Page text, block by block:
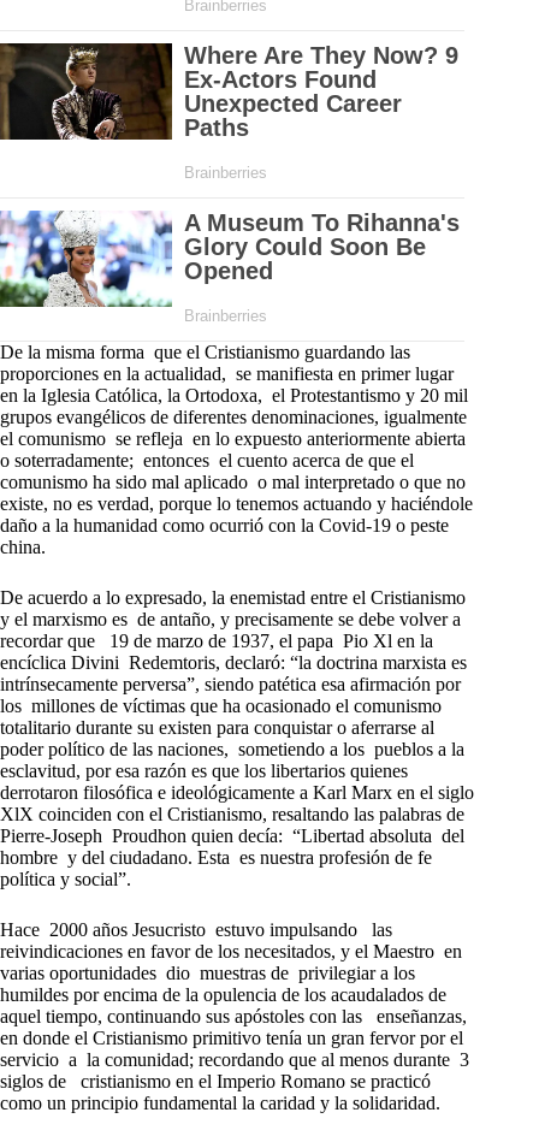
De la misma forma que el Cristianismo guardando las
proporciones en la actualidad, se manifiesta en primer lugar
en la Iglesia Católica, la Ortodoxa, el Protestantismo y 20 mil
grupos evangélicos de diferentes denominaciones, igualmente
el comunismo se refleja en lo expuesto anteriormente abierta
o soterradamente; entonces el cuento acerca de que el
comunismo ha sido mal aplicado o mal interpretado o que no
existe, no es verdad, porque lo tenemos actuando y haciéndole
daño a la humanidad como ocurrió con la Covid-19 o peste
china.
De acuerdo a lo expresado, la enemistad entre el Cristianismo
y el marxismo es de antaño, y precisamente se debe volver a
recordar que 19 de marzo de 1937, el papa Pio Xl en la
encíclica Divini Redemtoris, declaró: “la doctrina marxista es
intrínsecamente perversa”, siendo patética esa afirmación por
los millones de víctimas que ha ocasionado el comunismo
totalitario durante su existen para conquistar o aferrarse al
poder político de las naciones, sometiendo a los pueblos a la
esclavitud, por esa razón es que los libertarios quienes
derrotaron filosófica e ideológicamente a Karl Marx en el siglo
XlX coinciden con el Cristianismo, resaltando las palabras de
Pierre-Joseph Proudhon quien decía: “Libertad absoluta del
hombre y del ciudadano. Esta es nuestra profesión de fe
política y social”.
Hace 2000 años Jesucristo estuvo impulsando las
reivindicaciones en favor de los necesitados, y el Maestro en
varias oportunidades dio muestras de privilegiar a los
humildes por encima de la opulencia de los acaudalados de
aquel tiempo, continuando sus apóstoles con las enseñanzas,
en donde el Cristianismo primitivo tenía un gran fervor por el
servicio a la comunidad; recordando que al menos durante 3
siglos de cristianismo en el Imperio Romano se practicó
como un principio fundamental la caridad y la solidaridad.